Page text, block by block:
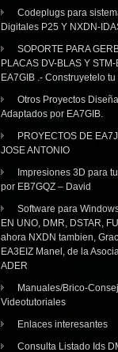
Codeplugs para
Digitales P25 Y NXDN-
SOPORTE PARA
PLACAS DV-BLAS Y
EA7GIB .- Construyetelo
Otros Proyectos
Adaptados por EA7GIB.
PROYECTOS DE
JOSE ANTONIO
Impresiones 3D para
por EB7GQZ – David
Software para
EN UNO, DMR, DSTAR,
ahora NXDN tambien,
EA3EIZ Manel, de la
ADER
Manuales/Brico-
Videotutoriales
Enlaces interesantes
Consulta Listado Ids